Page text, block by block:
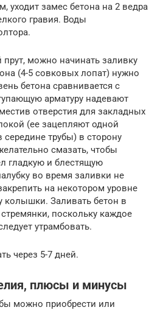
уходит замес бетона на 2 ведра
гравия. Воды
можно начинать заливку
(4-5 совковых лопат) нужно
бетона сравнивается с
арматуру надевают
отверстия для закладных
(ее зацепляют одной
середине трубы) в сторону
смазать, чтобы
гладкую и блестящую
во время заливки не
на некотором уровне
колышки. Заливать бетон в
стремянки, поскольку каждое
утрамбовать.
через 5-7 дней.
плюсы и минусы
можно приобрести или